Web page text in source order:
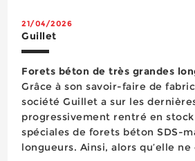
21/04/2026
Guillet
Forets béton de très grandes
Grâce à son savoir-faire de
société Guillet a sur les
progressivement rentré en
spéciales de forets béton SDS-
longueurs. Ainsi, alors qu’elle ne